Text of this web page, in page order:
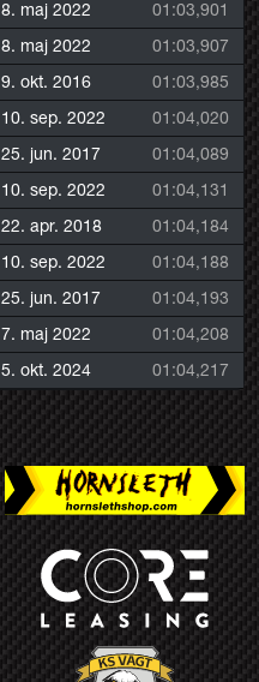
8. maj 2022
01:03,901
8. maj 2022
01:03,907
9. okt. 2016
01:03,985
10. sep. 2022
01:04,020
25. jun. 2017
01:04,089
10. sep. 2022
01:04,131
22. apr. 2018
01:04,184
10. sep. 2022
01:04,188
25. jun. 2017
01:04,193
7. maj 2022
01:04,208
5. okt. 2024 01:04,217